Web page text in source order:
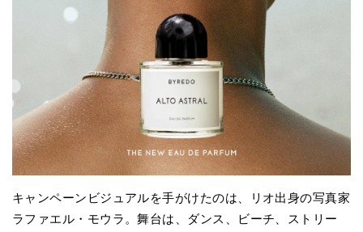
キャンペーンビジュアルを手がけたのは、リオ出身の写真家
ラファエル・モウラ。舞台は、ダンス、ビーチ、ストリー